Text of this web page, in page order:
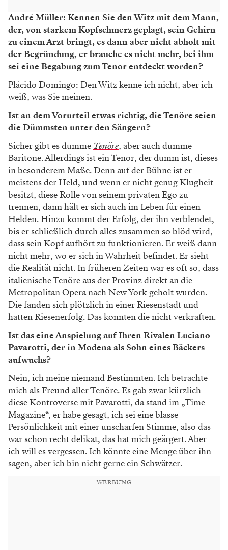
André Müller: Kennen Sie den Witz mit dem Mann,
der, von starkem Kopfschmerz geplagt, sein Gehirn
zu einem Arzt bringt, es dann aber nicht abholt mit
der Begründung, er brauche es nicht mehr, bei ihm
sei eine Begabung zum Tenor ­entdeckt worden?
Plácido Domingo: Den Witz kenne ich nicht, aber ich
weiß, was Sie meinen.
Ist an dem Vorurteil etwas richtig, die Tenöre seien
die Dümmsten unter den Sängern?
Sicher gibt es dumme Tenöre, aber auch dumme
Baritone. Allerdings ist ein Tenor, der dumm ist, dieses
in besonderem Maße. Denn auf der Bühne ist er
meistens der Held, und wenn er nicht genug Klugheit
besitzt, diese Rolle von seinem privaten Ego zu
trennen, dann hält er sich auch im Leben für einen
Helden. Hinzu kommt der Erfolg, der ihn verblendet,
bis er schließlich durch alles zusammen so blöd wird,
dass sein Kopf aufhört zu funktionieren. Er weiß dann
nicht mehr, wo er sich in Wahrheit befindet. Er sieht
die Realität nicht. In früheren Zeiten war es oft so, dass
italienische Tenöre aus der Provinz direkt an die
Metropolitan Opera nach New York geholt wurden.
Die fanden sich plötzlich in einer Riesenstadt und
hatten Riesenerfolg. Das konnten die nicht verkraften.
Ist das eine Anspielung auf Ihren Rivalen Luciano
Pavarotti, der in Modena als Sohn eines Bäckers
aufwuchs?
Nein, ich meine niemand Bestimmten. Ich betrachte
mich als Freund aller Tenöre. Es gab zwar kürzlich
diese Kontroverse mit Pavarotti, da stand im „Time
Magazine“, er habe gesagt, ich sei eine blasse
Persönlichkeit mit einer unscharfen Stimme, also das
war schon recht delikat, das hat mich geärgert. Aber
ich will es vergessen. Ich könnte eine Menge über ihn
sagen, aber ich bin nicht gerne ein Schwätzer.
WERBUNG